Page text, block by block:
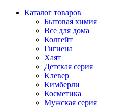
Каталог товаров
Бытовая химия
Все для дома
Колгейт
Гигиена
Хаят
Детская серия
Клевер
Кимберли
Косметика
Мужская серия